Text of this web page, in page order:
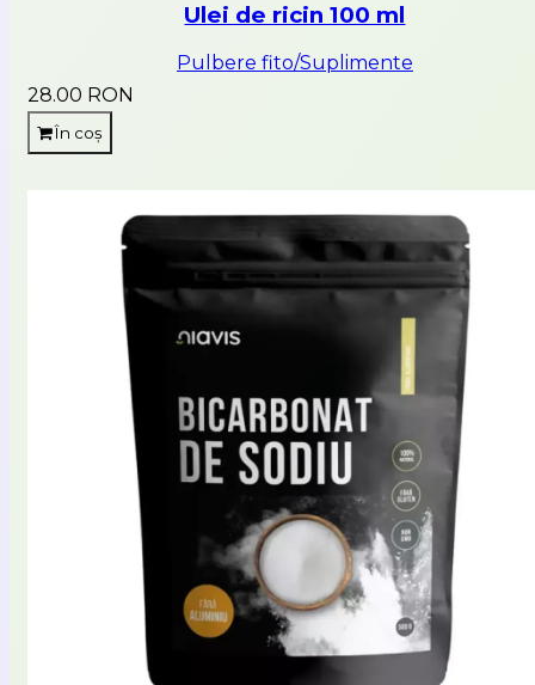
Ulei de ricin 100 ml
Pulbere fito/Suplimente
28.00 RON
În coș